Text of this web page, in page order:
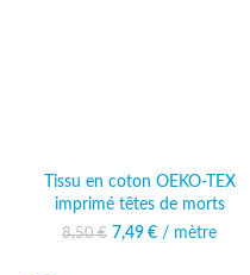
Tissu en coton OEKO-TEX
imprimé têtes de morts
8,50€
Le prix initial était :
7,49 € Le prix actuel
/ mètre